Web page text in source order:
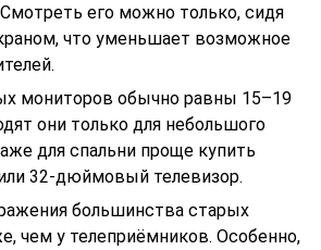
его можно только, сидя
что уменьшает возможное
мониторов обычно равны 15–19
они только для небольшого
для спальни проще купить
32-дюймовый телевизор.
большинства старых
чем у телеприёмников. Особенно,